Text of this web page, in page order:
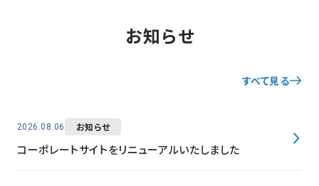
お知らせ
すべて見る
2026.08.06 お知らせ
コーポレートサイトをリニューアルいたしました